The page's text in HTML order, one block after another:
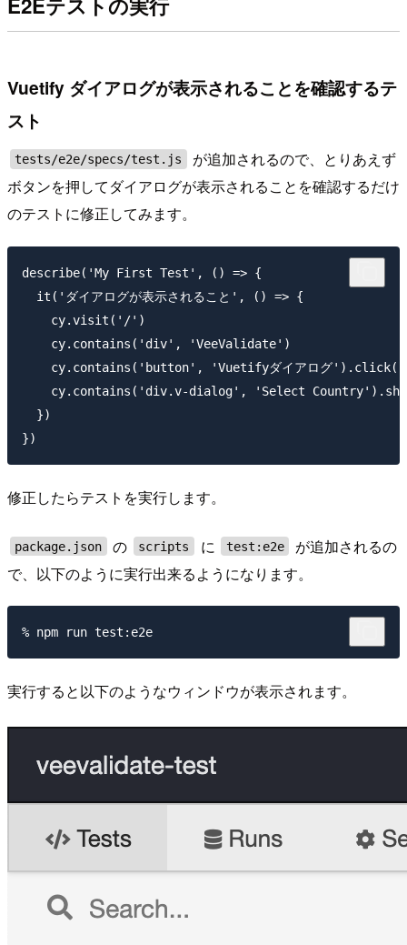
E2Eテストの実行
Vuetify ダイアログが表示されることを確認するテ
スト
tests/e2e/specs/test.js
が追加されるので、とりあえず
ボタンを押してダイアログが表示されることを確認するだけ
のテストに修正してみます。
describe('My First Test', () => {
  it('ダイアログが表示されること', () => {
    cy.visit('/')
    cy.contains('div', 'VeeValidate')
    cy.contains('button', 'Vuetifyダイアログ').click()
cy.contains('div.v-dialog', 'Select
  })
修正したらテストを実行します。
package.json の scripts に test:e2e
が追加されるの
で、以下のように実行出来るようになります。
実行すると以下のようなウィンドウが表示されます。